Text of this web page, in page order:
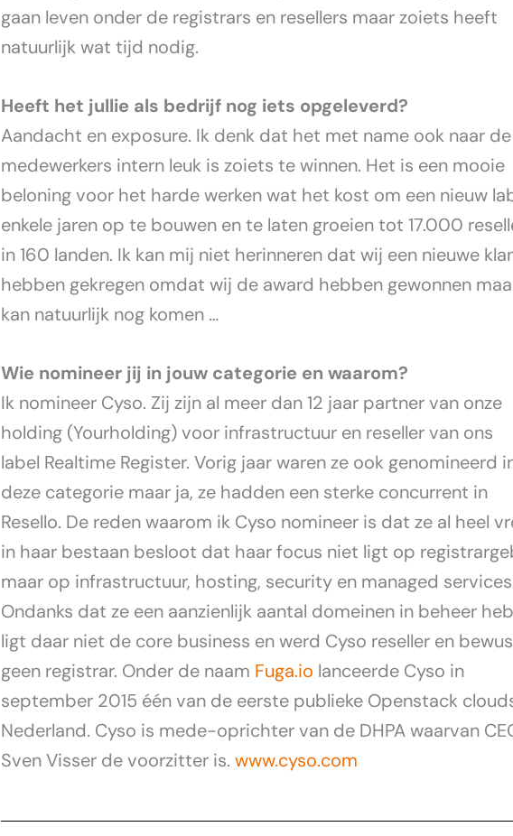
gaan leven onder de registrars en resellers maar zoiets heeft
natuurlijk wat tijd nodig.
Heeft het jullie als bedrijf nog iets opgeleverd?
Aandacht en exposure. Ik denk dat het met name ook naar de
medewerkers intern leuk is zoiets te winnen. Het is een mooie
beloning voor het harde werken wat het kost om een nieuw
enkele jaren op te bouwen en te laten groeien tot 17.000
in 160 landen. Ik kan mij niet herinneren dat wij een nieuwe
hebben gekregen omdat wij de award hebben gewonnen
kan natuurlijk nog komen …
Wie nomineer jij in jouw categorie en waarom?
Ik nomineer Cyso. Zij zijn al meer dan 12 jaar partner van onze
holding (Yourholding) voor infrastructuur en reseller van ons
label Realtime Register. Vorig jaar waren ze ook genomineerd
deze categorie maar ja, ze hadden een sterke concurrent in
Resello. De reden waarom ik Cyso nomineer is dat ze al heel
in haar bestaan besloot dat haar focus niet ligt op
maar op infrastructuur, hosting, security en managed
Ondanks dat ze een aanzienlijk aantal domeinen in beheer
ligt daar niet de core business en werd Cyso reseller en
geen registrar. Onder de naam Fuga.io lanceerde Cyso in
september 2015 één van de eerste publieke Openstack
Nederland. Cyso is mede-oprichter van de DHPA waarvan
Sven Visser de voorzitter is. www.cyso.com